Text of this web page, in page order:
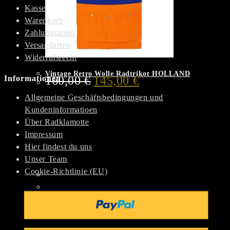
Vintage Retro Wolle Radtrikot HOLLAND
160,00€ Ursprünglicher
Preis
war:
160,00 €
145,00€Aktueller
Preis
ist:
Produkt
weist
Kasse
Warenkorb
Zahlungsarten
Versandarten
Widerrufsrecht
Informationen
Allgemeine Geschäftsbedingungen und
Kundeninformatioen
Über Radklamotte
Impressum
Hier findest du uns
Unser Team
Cookie-Richtlinie (EU)